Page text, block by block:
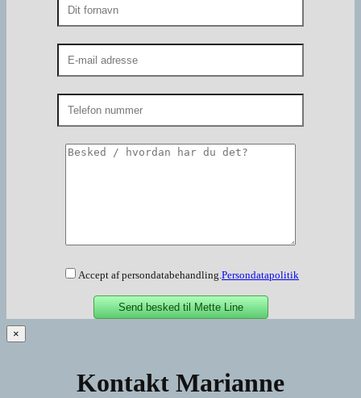
Accept af persondatabehandling.Persondatapolitik
×
Kontakt Marianne